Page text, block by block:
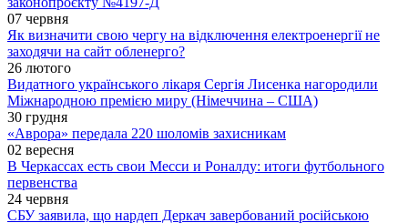
07 червня
Як визначити свою чергу на відключення електроенергії не
заходячи на сайт обленерго?
26 лютого
Видатного українського лікаря Сергія Лисенка нагородили
Міжнародною премією миру (Німеччина – США)
30 грудня
«Аврора» передала 220 шоломів захисникам
02 вересня
В Черкассах есть свои Месси и Роналду: итоги футбольного
первенства
24 червня
СБУ заявила, що нардеп Деркач завербований російською